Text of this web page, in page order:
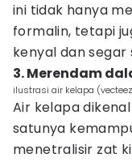
ini tidak hanya
formalin, tetapi
kenyal dan segar
3. Merendam
ilustrasi air kelapa
Air kelapa
satunya
menetralisir zat